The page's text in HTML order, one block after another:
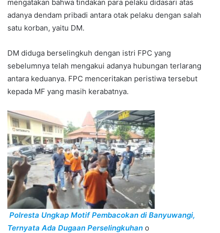
mengatakan bahwa tindakan para pelaku didasari atas
adanya dendam pribadi antara otak pelaku dengan salah
satu korban, yaitu DM.
DM diduga berselingkuh dengan istri FPC yang
sebelumnya telah mengakui adanya hubungan terlarang
antara keduanya. FPC menceritakan peristiwa tersebut
kepada MF yang masih kerabatnya.
Polresta Ungkap Motif Pembacokan di Banyuwangi,
Ternyata Ada Dugaan Perselingkuhan o